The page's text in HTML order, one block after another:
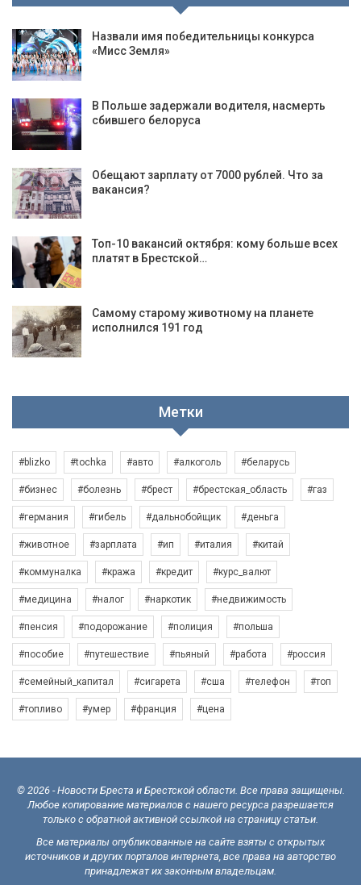
Назвали имя победительницы конкурса
«Мисс Земля»
В Польше задержали водителя, насмерть
сбившего белоруса
Обещают зарплату от 7000 рублей. Что за
вакансия?
Топ-10 вакансий октября: кому больше всех
платят в Брестской…
Самому старому животному на планете
исполнился 191 год
Метки
#blizko #tochka #авто #алкоголь #беларусь
#бизнес #болезнь #брест #брестская_область #газ
#германия #гибель #дальнобойщик #деньга
#животное #зарплата #ип #италия #китай
#коммуналка #кража #кредит #курс_валют
#медицина #налог #наркотик #недвижимость
#пенсия #подорожание #полиция #польша
#пособие #путешествие #пьяный #работа #россия
#семейный_капитал #сигарета #сша #телефон #топ
#топливо #умер #франция #цена
© 2026 - Новости Бреста и Брестской области. Все права защищены.
Любое копирование материалов с нашего ресурса разрешается
только с обратной активной ссылкой на страницу статьи.
Все материалы опубликованные на сайте взяты с открытых
источников и других порталов интернета, все права на авторство
принадлежат их законным владельцам.